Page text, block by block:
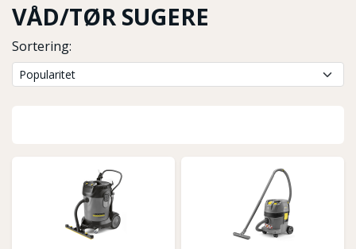
VÅD/TØR SUGERE
Sortering: